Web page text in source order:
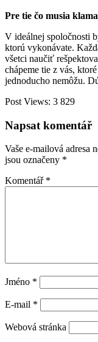
Pre tie čo musia
V ideálnej spoločnosti
ktorú vykonávate.
všetci naučiť
chápeme tie z vás,
jednoducho nemôžu.
Post Views: 3 829
Napsat komentář
Vaše e-mailová adresa
jsou označeny *
Komentář *
Jméno *
E-mail *
Webová stránka